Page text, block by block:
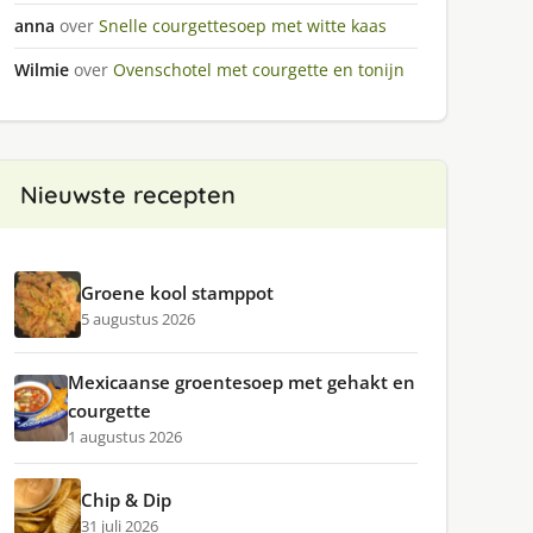
anna over Snelle courgettesoep met witte kaas
Wilmie over Ovenschotel met courgette en tonijn
Nieuwste recepten
Groene kool stamppot
5 augustus 2026
Mexicaanse groentesoep met gehakt en
courgette
1 augustus 2026
Chip & Dip
31 juli 2026